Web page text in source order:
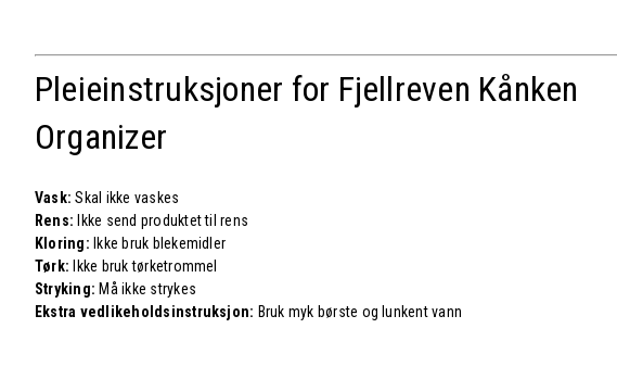
Pleieinstruksjoner for Fjellreven Kånken
Organizer
Vask:Skal ikke vaskes
Rens:
Ikke send produktet til rens
Kloring: Ikke bruk blekemidler
Tørk:
Ikke bruk tørketrommel
Stryking: Må ikke strykes
Ekstra vedlikeholdsinstruksjon: Bruk myk børste og lunkent vann